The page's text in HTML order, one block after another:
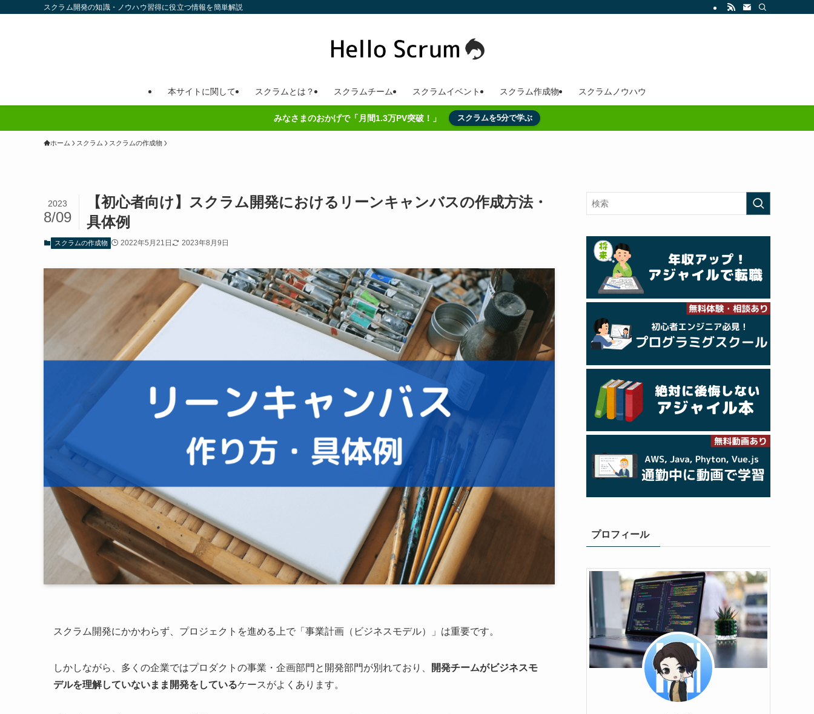
スクラム開発の知識・ノウハウ習得に役立つ情報を簡単解説
本サイトに関して スクラムとは？ スクラムチーム スクラムイベント スクラム作成物 スクラムノウハウ
みなさまのおかげで「月間1.3万PV突破！」 スクラムを5分で学ぶ
ホーム スクラム スクラムの作成物
【初心者向け】スクラム開発におけるリーンキャンバスの作成方法・
具体例
2023
8/09
スクラムの作成物 2022年5月21日 2023年8月9日
スクラム開発にかかわらず、プロジェクトを進める上で「事業計画（ビジネスモデル）」は重要です。
しかしながら、多くの企業ではプロダクトの事業・企画部門と開発部門が別れており、
開発チームがビジネスモ
デルを理解していないまま開発をしているケースがよくあります。
プロフィール